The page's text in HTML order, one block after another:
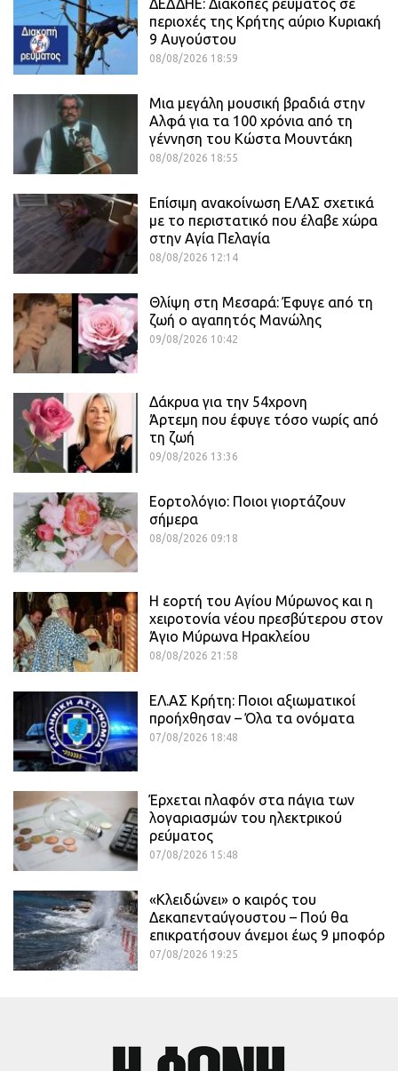
ΔΕΔΔΗΕ: Διακοπές ρεύματος σε
περιοχές της Κρήτης αύριο Κυριακή
9 Αυγούστου
08/08/2026 18:59
Μια μεγάλη μουσική βραδιά στην
Αλφά για τα 100 χρόνια από τη
γέννηση του Κώστα Μουντάκη
08/08/2026 18:55
Επίσιμη ανακοίνωση ΕΛΑΣ σχετικά
με το περιστατικό που έλαβε χώρα
στην Αγία Πελαγία
08/08/2026 12:14
Θλίψη στη Μεσαρά: Έφυγε από τη
ζωή ο αγαπητός Μανώλης
09/08/2026 10:42
Δάκρυα για την 54χρονη
Άρτεμη που έφυγε τόσο νωρίς από
τη ζωή
09/08/2026 13:36
Εορτολόγιο: Ποιοι γιορτάζουν
σήμερα
08/08/2026 09:18
Η εορτή του Αγίου Μύρωνος και η
χειροτονία νέου πρεσβύτερου στον
Άγιο Μύρωνα Ηρακλείου
08/08/2026 21:58
ΕΛ.ΑΣ Κρήτη: Ποιοι αξιωματικοί
προήχθησαν – Όλα τα ονόματα
07/08/2026 18:48
Έρχεται πλαφόν στα πάγια των
λογαριασμών του ηλεκτρικού
ρεύματος
07/08/2026 15:48
«Κλειδώνει» ο καιρός του
Δεκαπενταύγουστου – Πού θα
επικρατήσουν άνεμοι έως 9 μποφόρ
07/08/2026 19:25